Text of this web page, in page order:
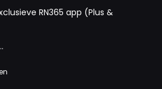
RN365 app (Plus &